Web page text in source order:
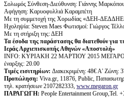
Σολωμός Σύνθεση-Διεύθυνση: Γιάννης
Αφήγηση: Καρυοφυλλιά Καραμπέτη
Με τη συμμετοχή της Χορωδίας «ΔΕΗ-
Ηχοληψία: Steven Maes Φωτισμοί: Γιώργος
Με τη στήριξη της: ΔΕΗ
Τα έσοδα της παράστασης θα διατεθούν για
Ιεράς Αρχιεπισκοπής Αθηνών «Αποστολή»
ΙΝFO: ΚΥΡΙΑΚΗ 22 ΜΑΡΤΙΟΥ 2015
έναρξης: 20.00
Τιμές εισιτηρίων: Διακεκριμένη: 48€ Α' Ζώνη:
Προπώληση: Viva.gr, 11876, Public,
τηλ. κρατήσεων 2107282333, www.megaron.gr
ΠΑΡΑΓΩΓΗ: People Entertainment Group,Tel.